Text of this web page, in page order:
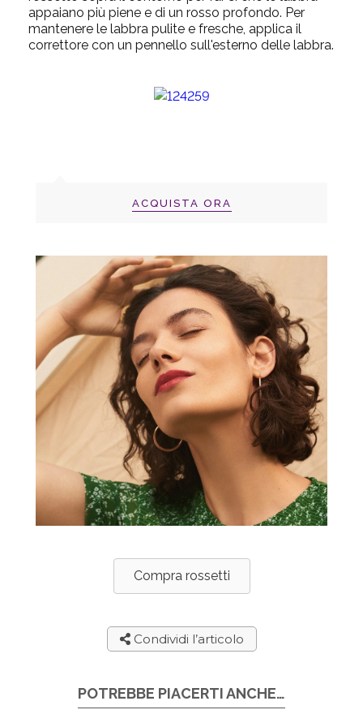
appaiano più piene e di un rosso profondo. Per
mantenere le labbra pulite e fresche, applica il
correttore con un pennello sull'esterno delle labbra.
ACQUISTA ORA
Compra rossetti
Condividi l’articolo
POTREBBE PIACERTI ANCHE…